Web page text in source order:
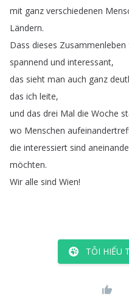
mit ganz verschiedenen
Ländern.
Dass dieses Zusammenleben
spannend und interessant,
das sieht man auch ganz
das ich leite,
und das drei Mal die Woche
wo Menschen
die interessiert sind
möchten.
Wir alle sind Wien!
TÔI HIỂU